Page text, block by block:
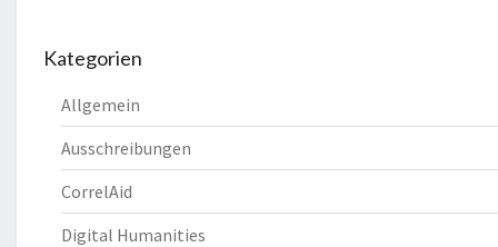
Kategorien
Allgemein
Ausschreibungen
CorrelAid
Digital Humanities